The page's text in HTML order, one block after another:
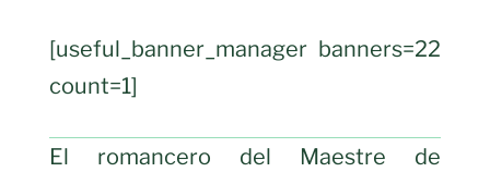
[useful_banner_manager banners=22
count=1]
El romancero del Maestre de